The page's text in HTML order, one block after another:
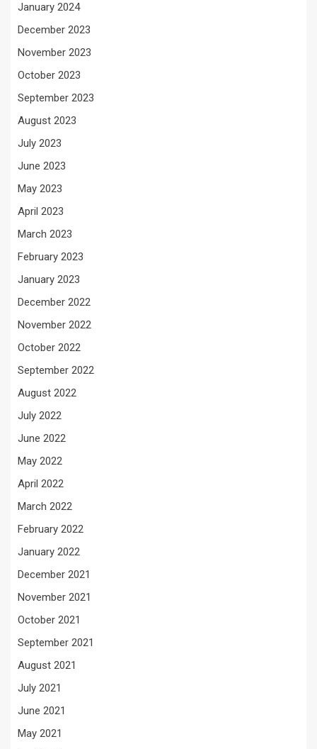
January 2024
December 2023
November 2023
October 2023
September 2023
August 2023
July 2023
June 2023
May 2023
April 2023
March 2023
February 2023
January 2023
December 2022
November 2022
October 2022
September 2022
August 2022
July 2022
June 2022
May 2022
April 2022
March 2022
February 2022
January 2022
December 2021
November 2021
October 2021
September 2021
August 2021
July 2021
June 2021
May 2021